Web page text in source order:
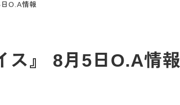
O.A情報
ス』 8月5日O.A情報